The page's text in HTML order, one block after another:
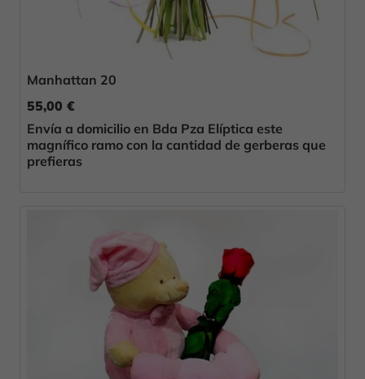
Manhattan 20
55,00 €
Envía a domicilio en Bda Pza Elíptica este
magnífico ramo con la cantidad de gerberas que
prefieras